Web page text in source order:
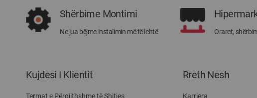
Shërbime Montimi
Ne jua bëjme instalimin më të lehtë Oraret,
Kujdesi I Klientit
Termat e Përgjithshme të Shitjes
Rreth Nesh
Karriera